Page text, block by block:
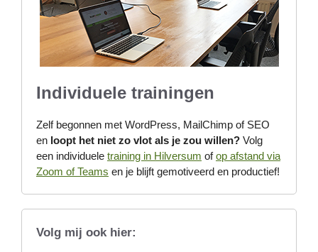
Individuele trainingen
Zelf begonnen met WordPress, MailChimp of SEO
en loopt het niet zo vlot als je zou willen? Volg
een individuele training in Hilversum ofop afstand via
Zoom of Teams en je blijft gemotiveerd en productief!
Volg mij ook hier: